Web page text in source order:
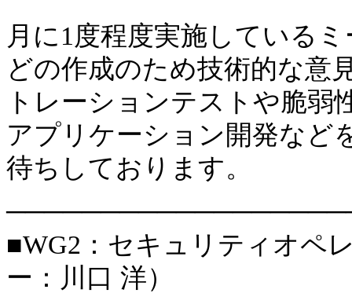
月に1度程度実施している
どの作成のため技術的な意
トレーションテストや脆弱
アプリケーション開発など
待ちしております。
■WG2：セキュリティオペ
ー：川口 洋）